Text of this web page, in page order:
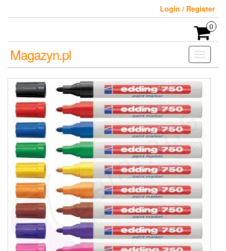
Login / Register
0
Toggle
Magazyn.pl